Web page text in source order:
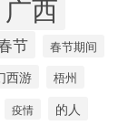
广西
节 春节期间
西游 梧州
疫情 的人